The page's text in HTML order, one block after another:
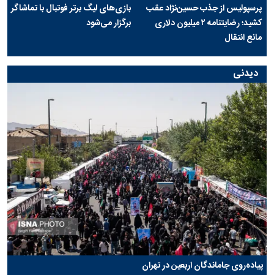
پرسپولیس از جذب حسین‌نژاد عقب
کشید؛ رضایتنامه ۲ میلیون دلاری
مانع انتقال
بازی‌های لیگ برتر فوتبال با تماشاگر
برگزار می‌شود
دیدنی
پیاده‌روی جاماندگان اربعین در تهران